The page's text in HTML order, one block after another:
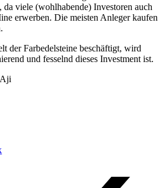
da viele (wohlhabende) Investoren auch
erwerben. Die meisten Anleger kaufen
der Farbedelsteine beschäftigt, wird
und fesselnd dieses Investment ist.